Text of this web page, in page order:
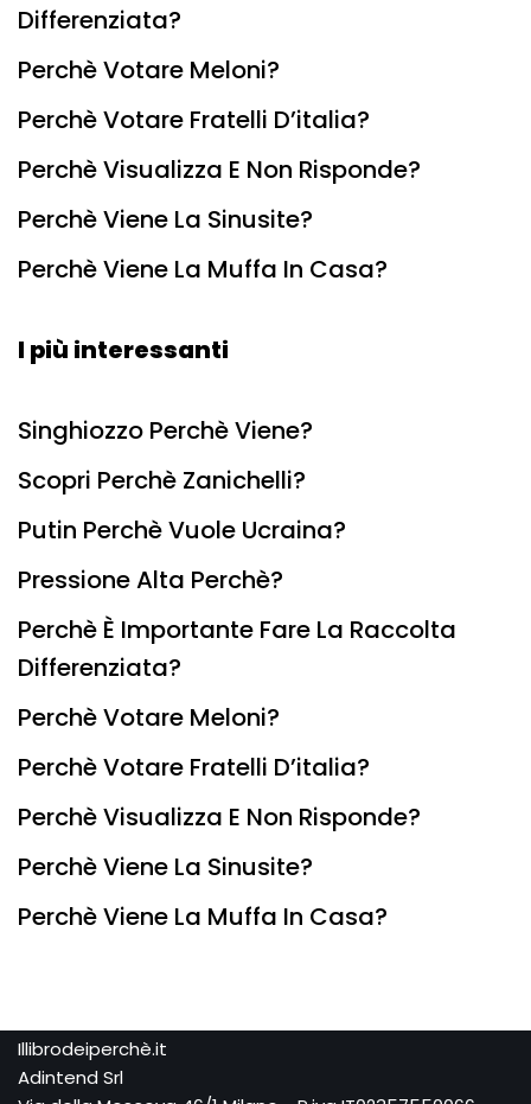
Differenziata?
Perchè Votare Meloni?
Perchè Votare Fratelli D’italia?
Perchè Visualizza E Non Risponde?
Perchè Viene La Sinusite?
Perchè Viene La Muffa In Casa?
I più interessanti
Singhiozzo Perchè Viene?
Scopri Perchè Zanichelli?
Putin Perchè Vuole Ucraina?
Pressione Alta Perchè?
Perchè È Importante Fare La Raccolta
Differenziata?
Perchè Votare Meloni?
Perchè Votare Fratelli D’italia?
Perchè Visualizza E Non Risponde?
Perchè Viene La Sinusite?
Perchè Viene La Muffa In Casa?
Illibrodeiperchè.it
Adintend Srl